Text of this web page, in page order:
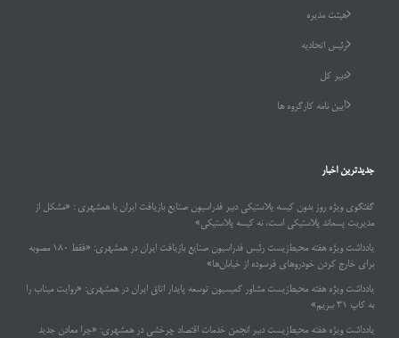
هیئت مدیره
رئیس اتحادیه
دبیر کل
آیین نامه کارگروه ها
جدیدترین اخبار
گفتگوی ویژه روز بدون کیسه پلاستیکی دبیر فدراسیون صنایع بازیافت ایران با همشهری : «مشکل از
مدیریت پسماند پلاستیکی است، نه کیسه پلاستیکی»
یادداشت ویژه هفته محیط‌زیست رئیس فدراسیون صنایع بازیافت ایران در همشهری: «فقط ۱۸۰ مصوبه
برای خارج کردن خودروهای فرسوده از خیابان‌ها»
یادداشت ویژه هفته محیط‌زیست مشاور کمیسیون توسعه پایدار اتاق ایران در همشهری: «روایت میناب را
به کاپ ۳۱ ببریم»
یادداشت ویژه هفته محیط‌زیست دبیر انجمن خدمات اقتصاد چرخشی در همشهری: «چرا معادن جدید